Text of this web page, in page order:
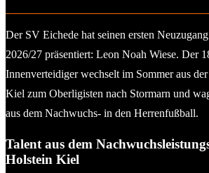
Der SV Eichede hat seinen ersten
2026/27 präsentiert: Leon Noah Wiese. Der
Innenverteidiger wechselt im Sommer aus
Kiel zum Oberligisten nach Stormarn und
aus dem Nachwuchs- in den Herrenfußball.
Talent aus dem
Holstein Kiel